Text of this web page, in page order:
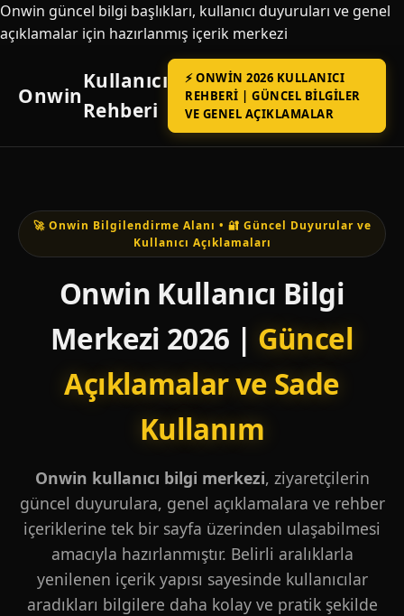
Onwin güncel bilgi başlıkları, kullanıcı duyuruları ve genel
açıklamalar için hazırlanmış içerik merkezi
Onwin
Kullanıcı
Rehberi
⚡ ONWIN 2026 KULLANICI
REHBERI | GÜNCEL BILGILER
VE GENEL AÇIKLAMALAR
🚀 Onwin Bilgilendirme Alanı • 🔐 Güncel Duyurular ve
Kullanıcı Açıklamaları
Onwin Kullanıcı Bilgi
Merkezi 2026 | Güncel
Açıklamalar ve Sade
Kullanım
Onwin kullanıcı bilgi merkezi, ziyaretçilerin
güncel duyurulara, genel açıklamalara ve rehber
içeriklerine tek bir sayfa üzerinden ulaşabilmesi
amacıyla hazırlanmıştır. Belirli aralıklarla
yenilenen içerik yapısı sayesinde kullanıcılar
aradıkları bilgilere daha kolay ve pratik şekilde